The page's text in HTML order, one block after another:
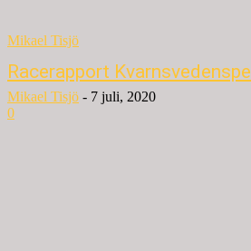
Mikael Tisjö
Racerapport
Mikael Tisjö - 7 juli, 2020
0